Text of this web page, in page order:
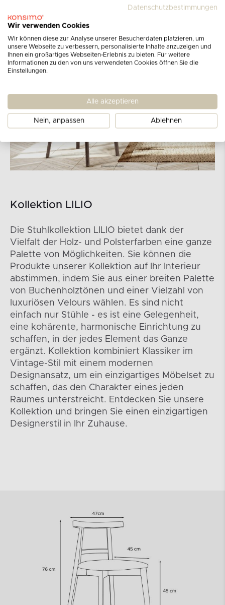
Kollektion LILIO
Die Stuhlkollektion LILIO bietet dank der
Vielfalt der Holz- und Polsterfarben eine ganze
Palette von Möglichkeiten. Sie können die
Produkte unserer Kollektion auf Ihr Interieur
abstimmen, indem Sie aus einer breiten Palette
von Buchenholztönen und einer Vielzahl von
luxuriösen Velours wählen. Es sind nicht
einfach nur Stühle - es ist eine Gelegenheit,
eine kohärente, harmonische Einrichtung zu
schaffen, in der jedes Element das Ganze
ergänzt. Kollektion kombiniert Klassiker im
Vintage-Stil mit einem modernen
Designansatz, um ein einzigartiges Möbelset zu
schaffen, das den Charakter eines jeden
Raumes unterstreicht. Entdecken Sie unsere
Kollektion und bringen Sie einen einzigartigen
Designerstil in Ihr Zuhause.
Datenschutzbestimmungen
Wir verwenden Cookies
Wir können diese zur Analyse unserer Besucherdaten platzieren, um
unsere Webseite zu verbessern, personalisierte Inhalte anzuzeigen und
Ihnen ein großartiges Webseiten-Erlebnis zu bieten. Für weitere
Informationen zu den von uns verwendeten Cookies öffnen Sie die
Einstellungen.
Alle akzeptieren
Nein, anpassen Ablehnen